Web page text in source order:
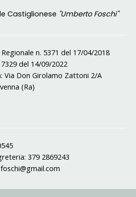
Castiglionese "Umberto Foschi"
n. 5371 del 17/04/2018
del 14/09/2022
Via Don Girolamo Zattoni 2/A
(Ra)
379 2869243